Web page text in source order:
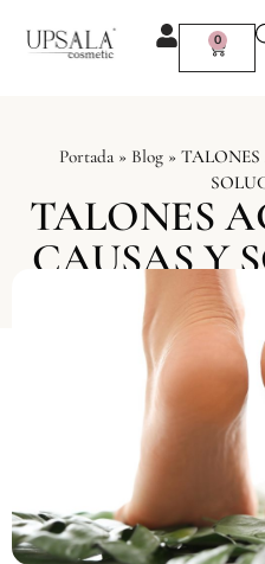
contenido
0
Carrito
Portada » Blog »
TALONES
CAUSAS Y